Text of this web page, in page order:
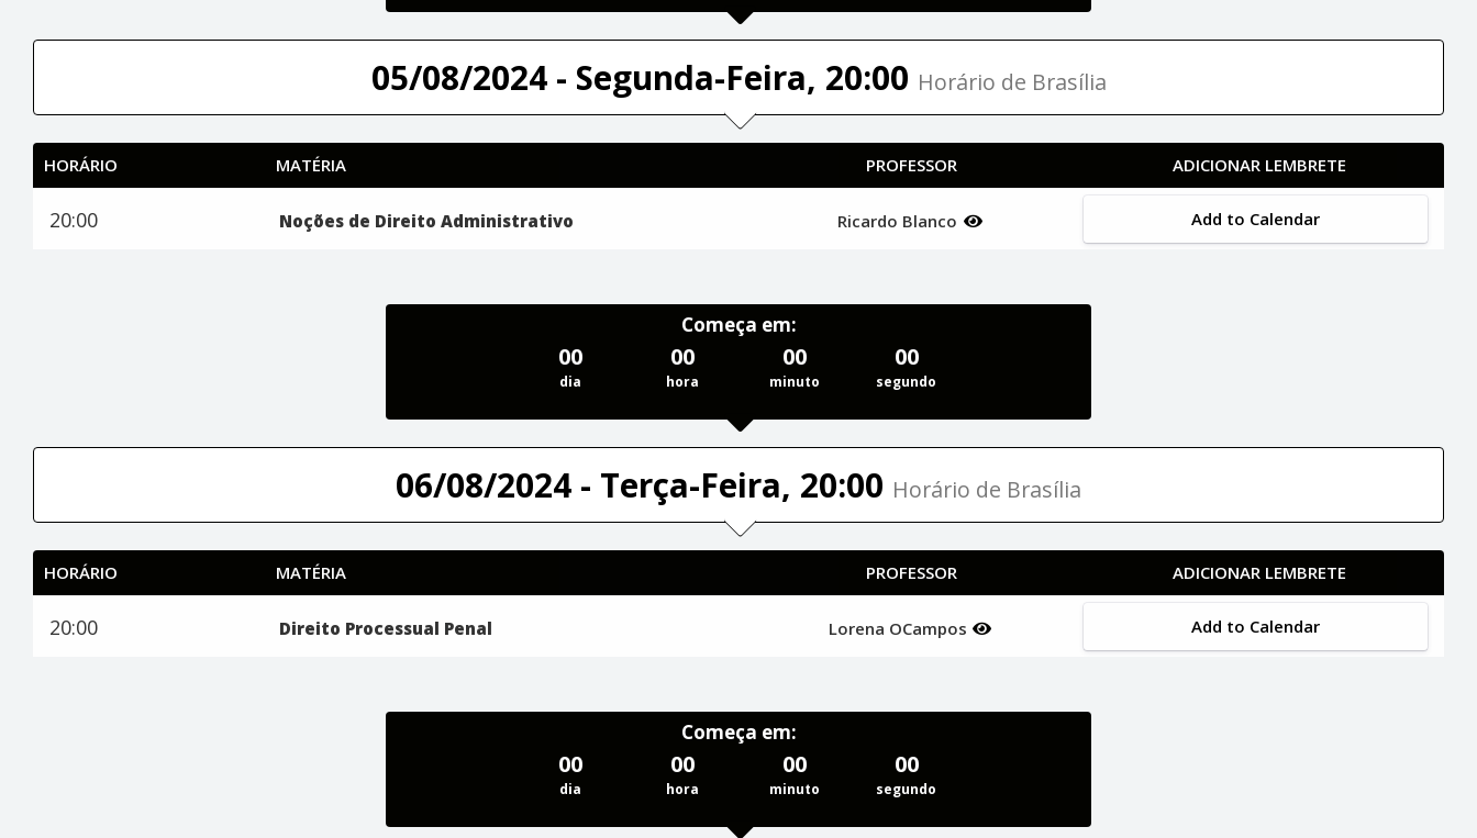
05/08/2024 - Segunda-Feira, 20:00 Horário de Brasília
HORÁRIO MATÉRIA PROFESSOR ADICIONAR LEMBRETE
20:00 Noções de Direito Administrativo Ricardo Blanco Add to Calendar
Começa em:
00
dia
00
hora
00
minuto
00
segundo
06/08/2024 - Terça-Feira, 20:00 Horário de Brasília
HORÁRIO MATÉRIA PROFESSOR ADICIONAR LEMBRETE
20:00 Direito Processual Penal Lorena OCampos Add to Calendar
Começa em:
00
dia
00
hora
00
minuto
00
segundo